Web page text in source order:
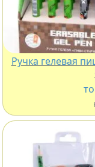
Ручка гелевая